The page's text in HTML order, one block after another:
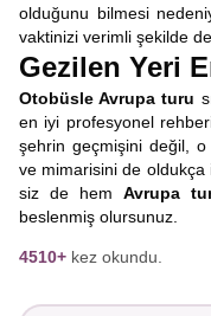
olduğunu bilmesi
vaktinizi verimli şekilde
Gezilen Yeri
Otobüsle Avrupa turu
en iyi profesyonel
şehrin geçmişini değil,
ve mimarisini de oldukça
siz de hem Avrupa
beslenmiş olursunuz.
4510+ kez okundu.